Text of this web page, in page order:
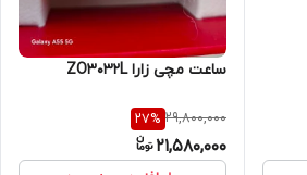
ساعت مچی زارا ZO3032L
29,800,000
27%
21,580,000